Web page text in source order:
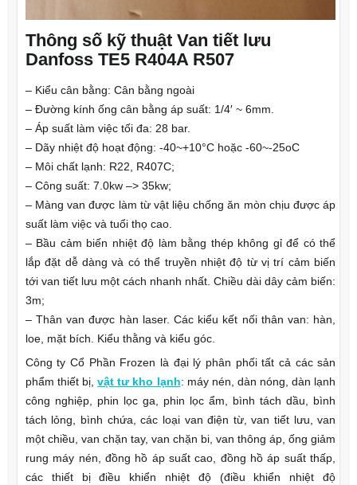
Thông số kỹ thuật Van tiết lưu
Danfoss TE5 R404A R507
– Kiểu cân bằng: Cân bằng ngoài
– Đường kính ống cân bằng áp suất: 1/4′ ~ 6mm.
– Áp suất làm việc tối đa: 28 bar.
– Dãy nhiệt độ hoạt động: -40~+10°C hoặc -60~-25oC
– Môi chất lạnh: R22, R407C;
– Công suất: 7.0kw –> 35kw;
– Màng van được làm từ vật liệu chống ăn mòn chịu được áp
suất làm việc và tuổi thọ cao.
– Bầu cảm biến nhiệt độ làm bằng thép không gỉ để có thể
lắp đặt dễ dàng và có thể truyền nhiệt độ từ vị trí cảm biến
tới van tiết lưu một cách nhanh nhất. Chiều dài dây cảm biến:
3m;
– Thân van được hàn laser. Các kiểu kết nối thân van: hàn,
loe, mặt bích. Kiểu thằng và kiểu góc.
Công ty Cổ Phần Frozen là đại lý phân phối tất cả các sản
phẩm thiết bị,vật tư kho lạnh: máy nén, dàn nóng, dàn lạnh
công nghiệp, phin lọc ga, phin lọc ẩm, bình tách dầu, bình
tách lỏng, bình chứa, các loại van điện từ, van tiết lưu, van
một chiều, van chặn tay, van chặn bi, van thông áp, ống giảm
rung máy nén, đồng hồ áp suất cao, đồng hồ áp suất thấp,
các thiết bị điều khiển nhiệt độ (điều khiển nhiệt độ